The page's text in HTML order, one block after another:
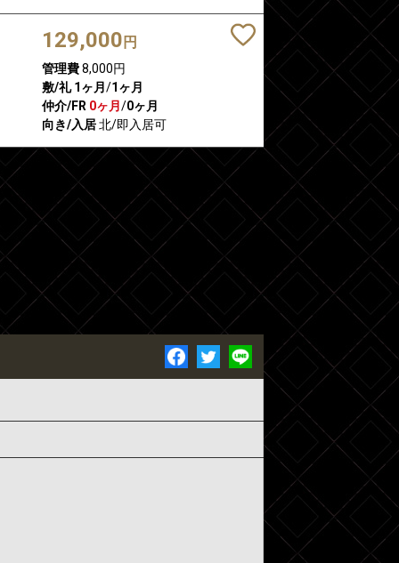
129,000 円
管理費8,000円
敷/礼 1ヶ月 /1ヶ月
仲介/FR 0ヶ月 /0ヶ月
向き/入居北/即入居可